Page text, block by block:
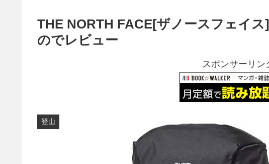
THE NORTH FACE[ザノースフェイ
のでレビュー
スポンサーリン
登山